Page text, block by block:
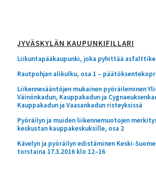
JYVÄSKYLÄN KAUPUNKIFILLARI
Liikuntapääkaupunki, joka pyhittää
Rautpohjan alikulku, osa 1 –
Liikennesääntöjen mukainen pyöräileminen
Väinönkadun, Kauppakadun ja
Kauppakadun ja Vaasankadun risteyksissä
Pyöräilyn ja muiden liikennemuotojen
keskustan kauppakeskuksille, osa 2
Kävelyn ja pyöräilyn edistäminen Keski-
torstaina 17.3.2016 klo 12–16